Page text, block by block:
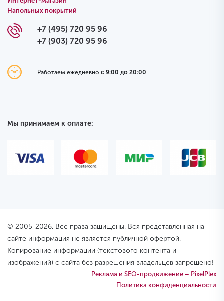
Напольных покрытий
+7 (495) 720 95 96
+7 (903) 720 95 96
Работаем ежедневно с 9:00 до 20:00
Мы принимаем к оплате:
© 2005-2026. Все права защищены. Вся представленная на
сайте информация не является публичной офертой.
Копирование информации (текстового контента и
изображений) с сайта без разрешения владельцев запрещено!
Реклама и SEO-продвижение – PixelPlex
Политика конфиденциальности